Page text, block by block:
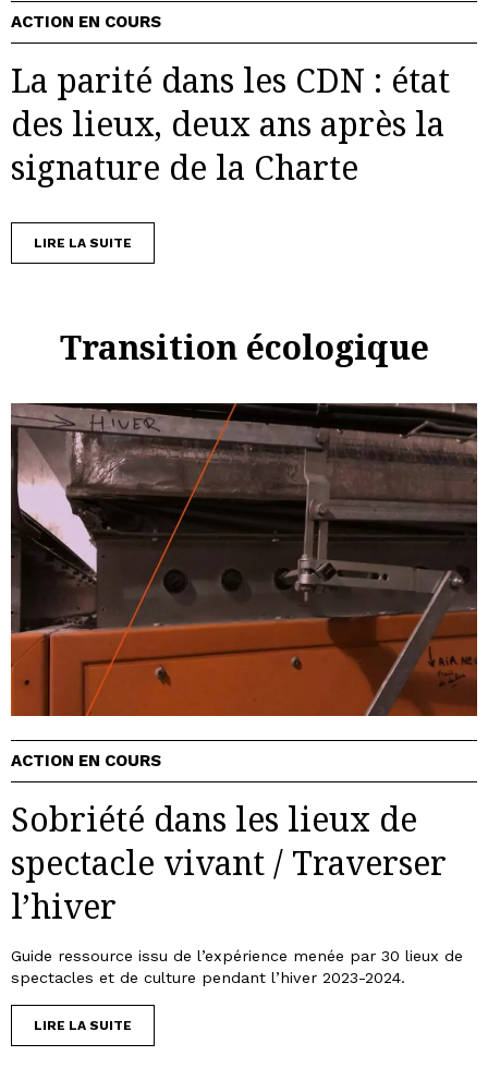
ACTION EN COURS
La parité dans les CDN : état
des lieux, deux ans après la
signature de la Charte
LIRE LA SUITE
Transition écologique
ACTION EN COURS
Sobriété dans les lieux de
spectacle vivant / Traverser
l’hiver
Guide ressource issu de l’expérience menée par 30 lieux de
spectacles et de culture pendant l’hiver 2023-2024.
LIRE LA SUITE